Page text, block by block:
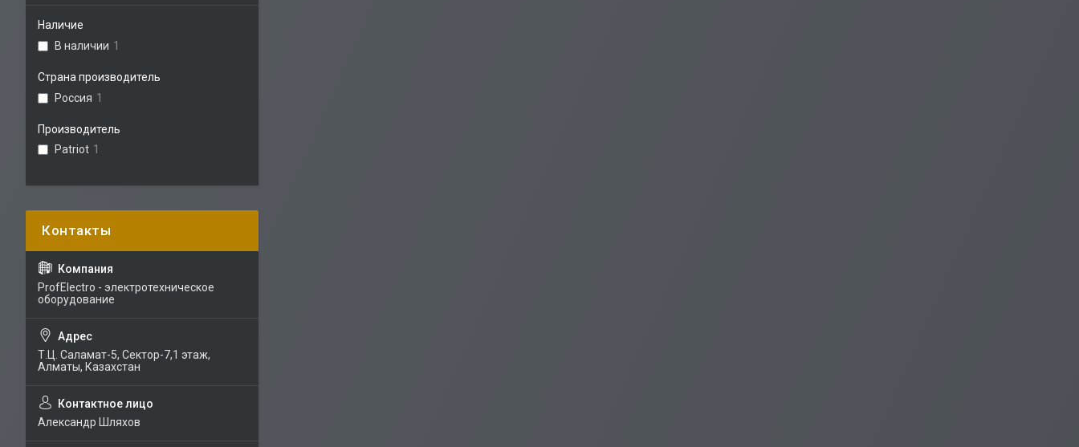
Наличие
В наличии 1
Страна производитель
Россия 1
Производитель
Patriot 1
ProfElectro - электротехническое
оборудование
Т.Ц. Саламат-5, Cектор-7,1 этаж,
Алматы, Казахстан
Александр Шляхов